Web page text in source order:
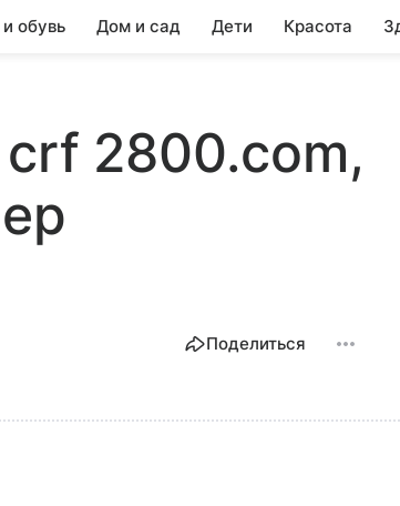
обувь Дом и сад Дети Красота
2800.com,
Поделиться